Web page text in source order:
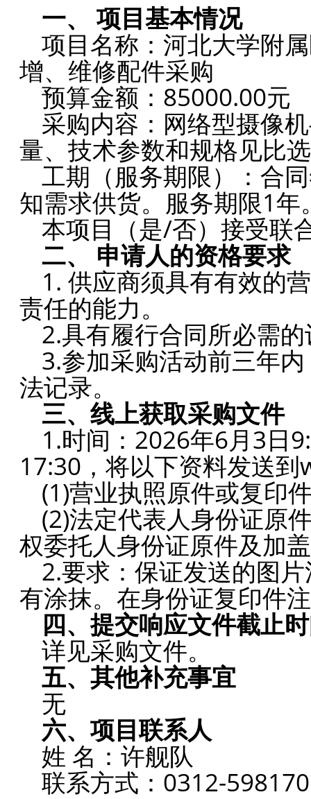
一、 项目基本情况
项目名称：河北大学附
增、维修配件采购
预算金额：85000.00元
采购内容：网络型摄像
量、技术参数和规格见比
工期（服务期限）：合
知需求供货。服务期限1年
本项目（是/否）接受联
二、 申请人的资格要求
1. 供应商须具有有效的
责任的能力。
2.具有履行合同所必需
3.参加采购活动前三年
法记录。
三、线上获取采购文件
1.时间：2026年6月3日
17:30， 将以下资料发送
(1)营业执照原件或复印
(2)法定代表人身份证原
权委托人身份证原件及加
2.要求：保证发送的图
有涂抹。在身份证复印件
四、提交响应文件截止
详见采购文件。
五、其他补充事宜
无
六、项目联系人
姓 名：许舰队
联系方式：0312-